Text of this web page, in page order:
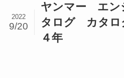
ヤンマー エン
タログ カタロ
４年
2022
9/20